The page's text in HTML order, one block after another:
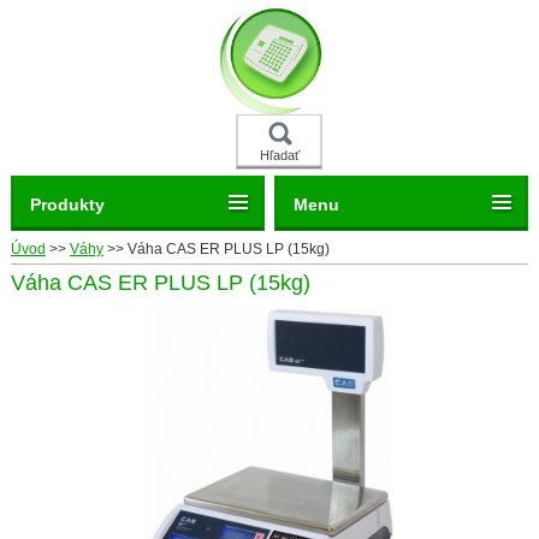
Hľadať
Úvod >> Váhy >> Váha CAS ER PLUS LP (15kg)
Váha CAS ER PLUS LP (15kg)
Produkty Menu